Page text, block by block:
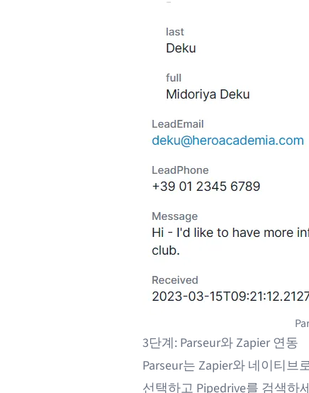
3단계: Parseur와 Zapier 연동
Parseur는 Zapier와 네이티
선택하고 Pipedrive를 검색하